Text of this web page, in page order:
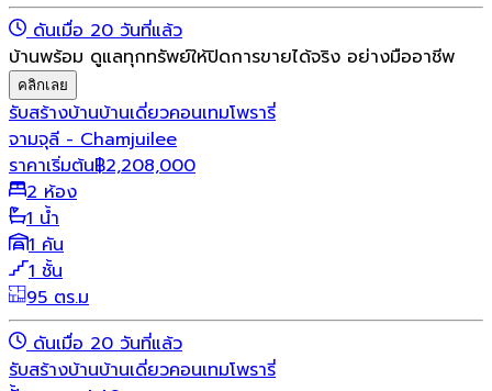
ดันเมื่อ 20 วันที่แล้ว
บ้านพร้อม ดูแลทุกทรัพย์ให้ปิดการขายได้จริง อย่างมืออาชีพ
คลิกเลย
รับสร้างบ้านบ้านเดี่ยวคอนเทมโพรารี่
จามจุลี - Chamjuilee
ราคาเริ่มต้น฿2,208,000
2 ห้อง
1 น้ำ
1 คัน
1 ชั้น
95 ตร.ม
ดันเมื่อ 20 วันที่แล้ว
รับสร้างบ้านบ้านเดี่ยวคอนเทมโพรารี่